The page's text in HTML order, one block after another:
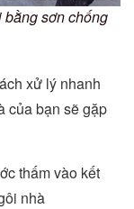
bằng sơn chống
xử lý nhanh
của bạn sẽ gặp
thấm vào kết
nhà